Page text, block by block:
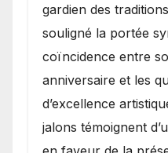
gardien des
souligné la portée
coïncidence entre
anniversaire et les
d’excellence
jalons témoignent